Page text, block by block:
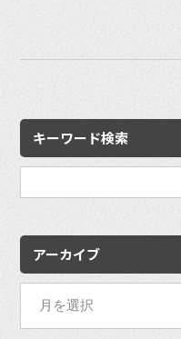
キーワード検索
アーカイブ